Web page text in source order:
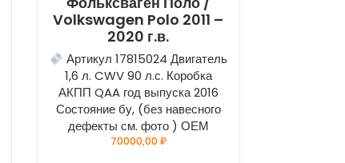
Volkswagen Polo 2011 –
2020 г.в.
Артикул 17815024 Двигатель
1,6 л. CWV 90 л.с. Коробка
АКПП QAA год выпуска 2016
Состояние бу, (без навесного
дефекты см. фото ) ОЕМ
70000,00₽